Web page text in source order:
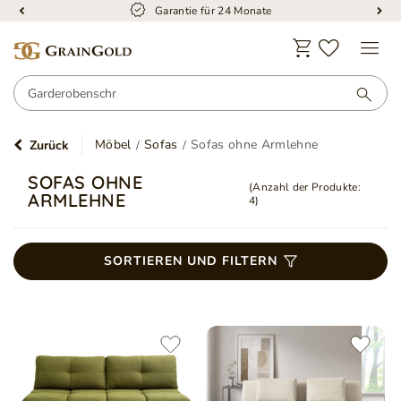
Garantie für 24 Monate
Zurück Möbel Sofas Sofas ohne Armlehne
SOFAS OHNE
ARMLEHNE
(Anzahl der Produkte:
4)
SORTIEREN UND FILTERN